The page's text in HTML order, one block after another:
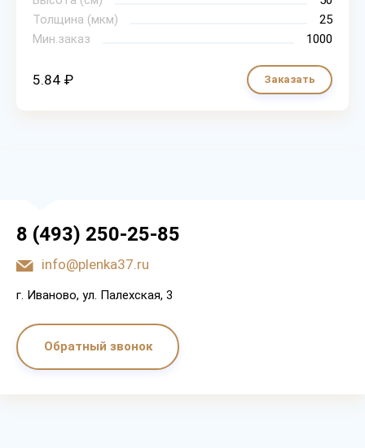
Толщина (мкм)
25
Мин.заказ
1000
5.84 ₽ Заказать
8 (493) 250-25-85
info@plenka37.ru
г. Иваново, ул. Палехская, 3
Обратный звонок